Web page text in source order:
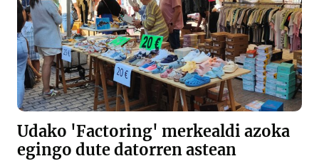
Udako 'Factoring' merkealdi azoka
egingo dute datorren astean